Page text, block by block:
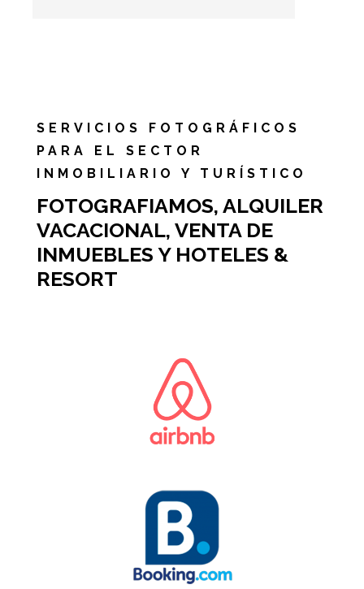
SERVICIOS FOTOGRÁFICOS
PARA EL SECTOR
INMOBILIARIO Y TURÍSTICO
FOTOGRAFIAMOS, ALQUILER
VACACIONAL, VENTA DE
INMUEBLES Y HOTELES &
RESORT